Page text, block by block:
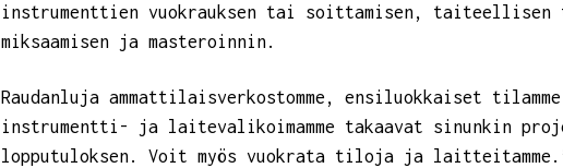
instrumenttien vuokrauksen tai soittamisen,
miksaamisen ja masteroinnin.
Raudanluja ammattilaisverkostomme, ensiluokkaiset
instrumentti- ja laitevalikoimamme takaavat sinunkin
lopputuloksen. Voit myös vuokrata tiloja ja